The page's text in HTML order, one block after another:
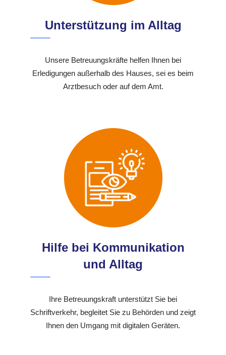
Unterstützung im Alltag
Unsere Betreuungskräfte helfen Ihnen bei
Erledigungen außerhalb des Hauses, sei es beim
Arztbesuch oder auf dem Amt.
Hilfe bei Kommunikation
und Alltag
Ihre Betreuungskraft unterstützt Sie bei
Schriftverkehr, begleitet Sie zu Behörden und zeigt
Ihnen den Umgang mit digitalen Geräten.